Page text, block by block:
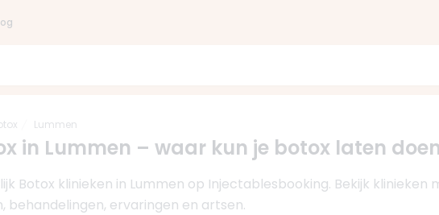
Lummen
in Lummen – waar kun je botox laten
Botox klinieken in Lummen op Injectablesbooking. Bekijk
behandelingen, ervaringen en artsen.